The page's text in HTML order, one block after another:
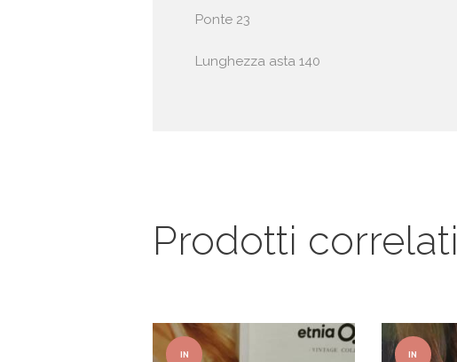
Ponte 23
Lunghezza asta 140
Prodotti correlati
IN IN